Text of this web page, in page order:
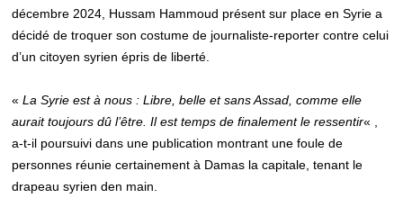
décembre 2024, Hussam Hammoud présent sur place en Syrie a
décidé de troquer son costume de journaliste-reporter contre celui
d’un citoyen syrien épris de liberté.
«La Syrie est à nous : Libre, belle et sans Assad, comme elle
aurait toujours dû l’être. Il est temps de finalement le ressentir« ,
a-t-il poursuivi dans une publication montrant une foule de
personnes réunie certainement à Damas la capitale, tenant le
drapeau syrien den main.